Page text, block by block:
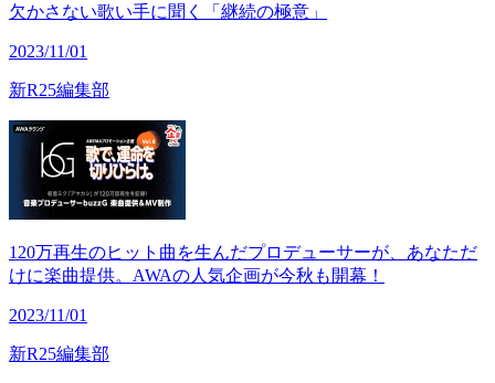
欠かさない歌い手に聞く「継続の極意」
2023/11/01
新R25編集部
120万再生のヒット曲を生んだプロデューサーが、あなただ
けに楽曲提供。AWAの人気企画が今秋も開幕！
2023/11/01
新R25編集部